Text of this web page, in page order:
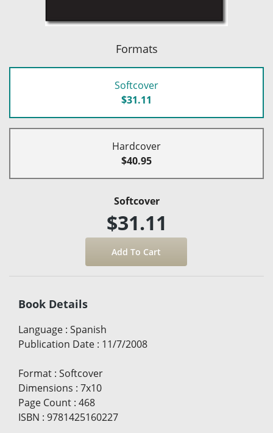
Formats
Softcover
$31.11
Hardcover
$40.95
Softcover
$31.11
Book Details
Language : Spanish
Publication Date : 11/7/2008
Format : Softcover
Dimensions : 7x10
Page Count : 468
ISBN : 9781425160227